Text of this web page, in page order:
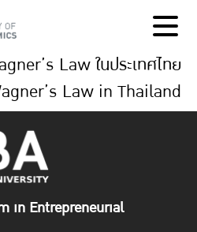
Law ในประเทศไทย
Law in Thailand
in Entrepreneurial